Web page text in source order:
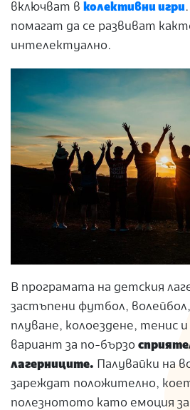
включват в колективни игри
помагат да се развиват
интелектуално.
В програмата на детския
застъпени футбол,
плуване, колоездене, тенис и
вариант за по-бързо
лагерниците. Палувайки на
зареждат положително,
полезнотото като емоция